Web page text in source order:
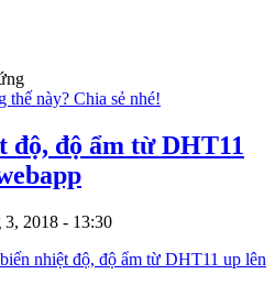
này? Chia sẻ nhé!
độ, độ ẩm từ DHT11
2018 - 13:30
nhiệt độ, độ ẩm từ DHT11 up lên